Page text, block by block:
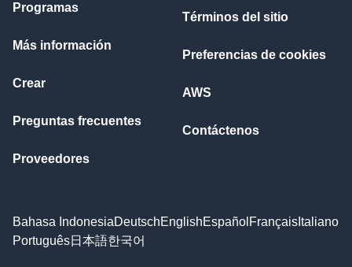
Programas
Más información
Crear
Preguntas frecuentes
Proveedores
Términos del sitio
Preferencias de cookies
AWS
Contáctenos
Bahasa IndonesiaDeutschEnglishEspañol Français Italiano
Português日本語한국어